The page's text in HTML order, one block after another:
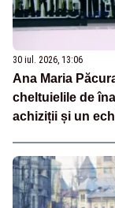
30 iul. 2026, 13:06
Ana Maria
cheltuielile de
achiziții și un